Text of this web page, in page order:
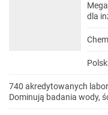
dla
740 akredytowanych
Dominują badania wody,